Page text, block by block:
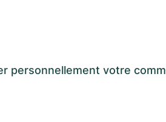
votre